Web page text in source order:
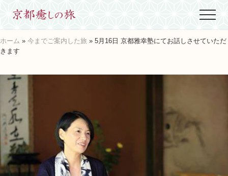
main
content
primary
sidebar
footer
世
界
に
た
た
ひ
と
つ、
京
都
生
ま
れ
京
Menu
ホーム » 今までご案内した旅 » 5月16日 京都雅幸塾にてお話しさせていただ
きます